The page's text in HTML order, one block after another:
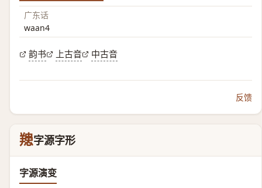
广东话
waan4
韵书 上古音 中古音
反馈
䍺字源字形
字源演变